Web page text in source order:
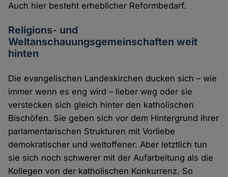
Auch hier besteht erheblicher Reformbedarf.
Religions- und
Weltanschauungsgemeinschaften weit
hinten
Die evangelischen Landeskirchen ducken sich – wie
immer wenn es eng wird – lieber weg oder sie
verstecken sich gleich hinter den katholischen
Bischöfen. Sie geben sich vor dem Hintergrund ihrer
parlamentarischen Strukturen mit Vorliebe
demokratischer und weltoffener. Aber letztlich tun
sie sich noch schwerer mit der Aufarbeitung als die
Kollegen von der katholischen Konkurrenz. So